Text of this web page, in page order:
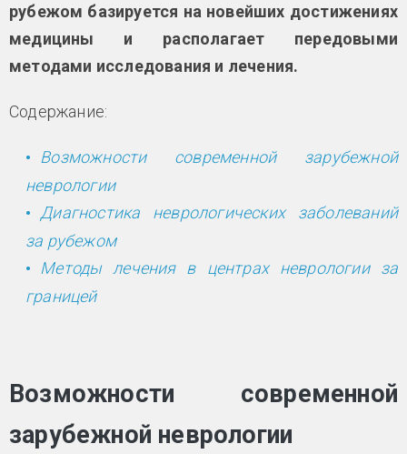
рубежом базируется на новейших достижениях
медицины и располагает передовыми
методами исследования и лечения.
Содержание:
Возможности современной зарубежной
неврологии
Диагностика неврологических заболеваний
за рубежом
Методы лечения в центрах неврологии за
границей
Возможности современной
зарубежной неврологии